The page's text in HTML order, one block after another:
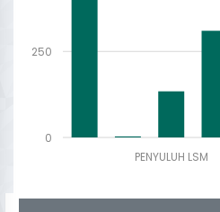
0
250
PENYULUH LSM